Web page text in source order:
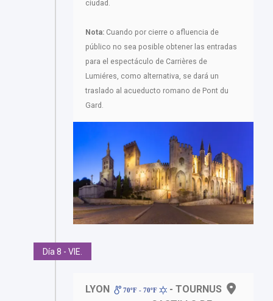
ciudad.
Nota: Cuando por cierre o afluencia de
público no sea posible obtener las entradas
para el espectáculo de Carrières de
Lumiéres, como alternativa, se dará un
traslado al acueducto romano de Pont du
Gard.
Día 8 - VIE.
LYON 70ºF - 70ºF
- TOURNUS